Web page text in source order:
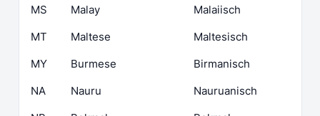
MS
Malay
Malaiisch
MT
Maltese
Maltesisch
MY
Burmese
Birmanisch
NA
Nauru
Nauruanisch